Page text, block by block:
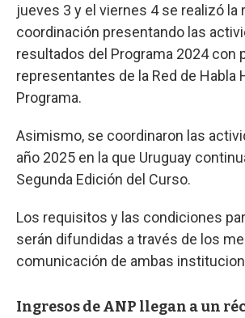
jueves 3 y el viernes 4 se realizó la
coordinación presentando las
resultados del Programa 2024 con
representantes de la Red de Habla
Programa.
Asimismo, se coordinaron las
año 2025 en la que Uruguay
Segunda Edición del Curso.
Los requisitos y las condiciones
serán difundidas a través de los
comunicación de ambas
Ingresos de ANP llegan a un